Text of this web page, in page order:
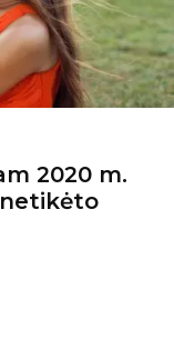
2020 m.